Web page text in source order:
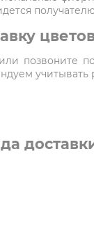
позвоните
учитывать